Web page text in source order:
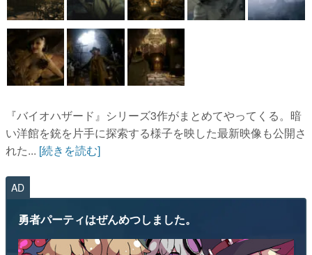
『バイオハザード』シリーズ3作がまとめてやってくる。暗
い洋館を銃を片手に探索する様子を映した最新映像も公開さ
れた... [続きを読む]
AD
勇者パーティはぜんめつしました。